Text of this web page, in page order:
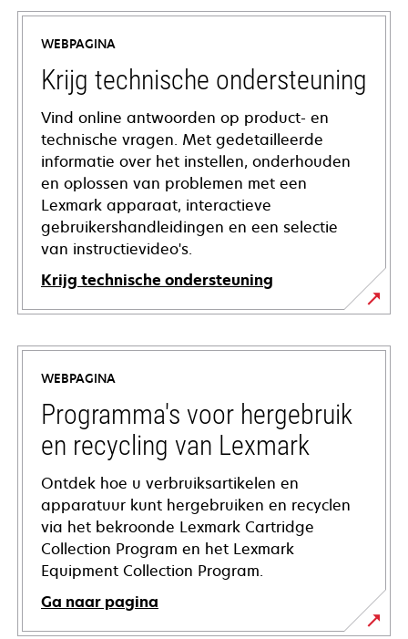
WEBPAGINA
Krijg technische ondersteuning
Vind online antwoorden op product- en
technische vragen. Met gedetailleerde
informatie over het instellen, onderhouden
en oplossen van problemen met een
Lexmark apparaat, interactieve
gebruikershandleidingen en een selectie
van instructievideo's.
Krijg technische ondersteuning
opens
in
new
tab
WEBPAGINA
Programma's voor hergebruik
en recycling van Lexmark
Ontdek hoe u verbruiksartikelen en
apparatuur kunt hergebruiken en recyclen
via het bekroonde Lexmark Cartridge
Collection Program en het Lexmark
Equipment Collection Program.
Ga naar pagina